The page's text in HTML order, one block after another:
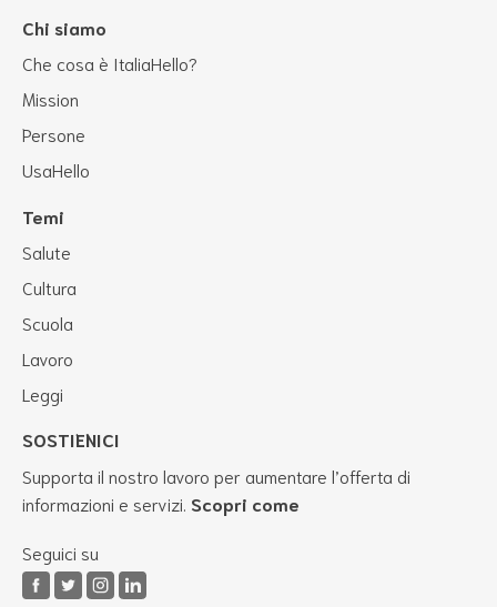
Chi siamo
Che cosa è ItaliaHello?
Mission
Persone
UsaHello
Temi
Salute
Cultura
Scuola
Lavoro
Leggi
SOSTIENICI
Supporta il nostro lavoro per aumentare l’offerta di
informazioni e servizi. Scopri come
Seguici su